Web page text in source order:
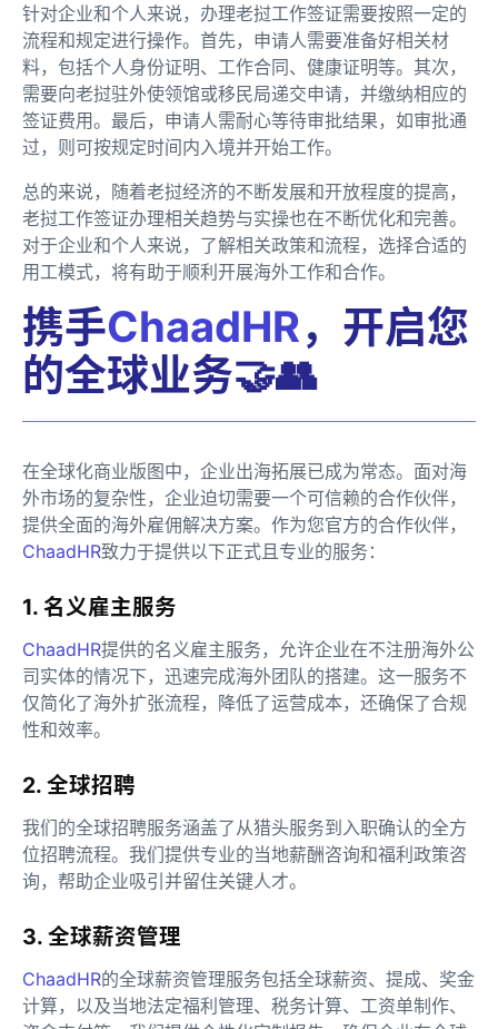
针对企业和个人来说，办理老挝工作签证需要按照一定的
流程和规定进行操作。首先，申请人需要准备好相关材
料，包括个人身份证明、工作合同、健康证明等。其次，
需要向老挝驻外使领馆或移民局递交申请，并缴纳相应的
签证费用。最后，申请人需耐心等待审批结果，如审批通
过，则可按规定时间内入境并开始工作。
总的来说，随着老挝经济的不断发展和开放程度的提高，
老挝工作签证办理相关趋势与实操也在不断优化和完善。
对于企业和个人来说，了解相关政策和流程，选择合适的
用工模式，将有助于顺利开展海外工作和合作。
携手ChaadHR，开启您
的全球业务🤝👥
在全球化商业版图中，企业出海拓展已成为常态。面对海
外市场的复杂性，企业迫切需要一个可信赖的合作伙伴，
提供全面的海外雇佣解决方案。作为您官方的合作伙伴，
ChaadHR致力于提供以下正式且专业的服务：
1. 名义雇主服务
ChaadHR提供的名义雇主服务，允许企业在不注册海外公
司实体的情况下，迅速完成海外团队的搭建。这一服务不
仅简化了海外扩张流程，降低了运营成本，还确保了合规
性和效率。
2. 全球招聘
我们的全球招聘服务涵盖了从猎头服务到入职确认的全方
位招聘流程。我们提供专业的当地薪酬咨询和福利政策咨
询，帮助企业吸引并留住关键人才。
3. 全球薪资管理
ChaadHR的全球薪资管理服务包括全球薪资、提成、奖金
计算，以及当地法定福利管理、税务计算、工资单制作、